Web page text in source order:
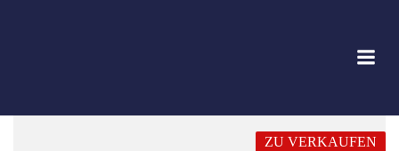
ZU VERKAUFEN